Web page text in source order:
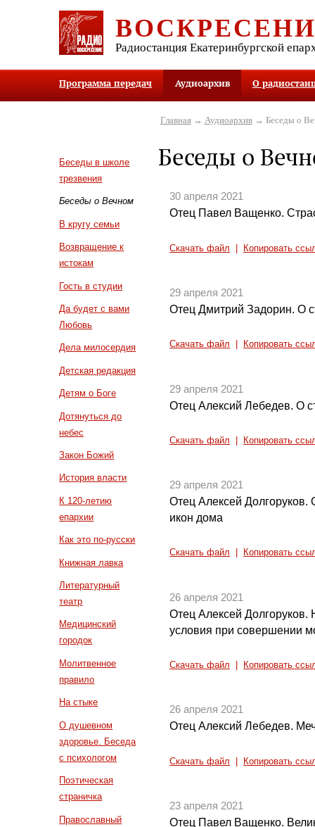
Радиостанция Екатеринбургской
Программа передач Аудиоархив О
Беседы в школе
трезвения
Беседы о Вечном
В кругу семьи
Возвращение к
истокам
Гость в студии
Да будет с вами
Любовь
Дела милосердия
Детская редакция
Детям о Боге
Дотянуться до
небес
Закон Божий
История власти
К 120-летию
епархии
Как это по-русски
Книжная лавка
Литературный
театр
Медицинский
городок
Молитвенное
правило
На стыке
О душевном
здоровье. Беседа
с психологом
Поэтическая
страничка
Православный
Главная→ Аудиоархив→ Беседы о
Беседы о
30 апреля 2021
Отец Павел Ващенко.
Скачать файл Копировать
29 апреля 2021
Отец Дмитрий Задорин. О
Скачать файл Копировать
29 апреля 2021
Отец Алексий Лебедев. О
Скачать файл Копировать
29 апреля 2021
Отец Алексей Долгоруков.
икон дома
Скачать файл Копировать
26 апреля 2021
Отец Алексей
условия при совершении
Скачать файл Копировать
26 апреля 2021
Отец Алексий Лебедев.
Скачать файл Копировать
23 апреля 2021
Отец Павел Ващенко.